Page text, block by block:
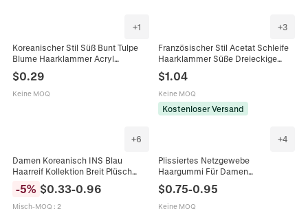
+1
Koreanischer Stil Süß Bunt Tulpe
Blume Haarklammer Acryl
Entenschnabelklemme Für Damen
Täglich Dating Haarschmuck
$0.29
Keine MOQ
+3
Französischer Stil Acetat Schleife
Haarklammer Süße Dreieckige
Seitenklammer Für Damen Bunte
Handgefertigte Haarschmuck Für
Den Alltag
$1.04
Keine MOQ
Kostenloser Versand
+6
Damen Koreanisch INS Blau
Haarreif Kollektion Breit Plüsch
Kariert Falten Haarschmuck Für
Alltag Dating
-5% $0.33-0.96
Misch-MOQ : 2
+4
Plissiertes Netzgewebe
Haargummi Für Damen
Elastisch Organza Haarschmuck
Täglich Dating Kopfschmuck
$0.75-0.95
Keine MOQ